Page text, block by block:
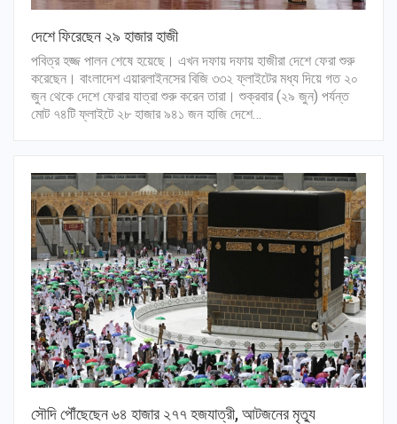
দেশে ফিরেছেন ২৯ হাজার হাজী
পবিত্র হজ্জ পালন শেষে হয়েছে। এখন দফায় দফায় হাজীরা দেশে ফেরা শুরু
করেছেন। বাংলাদেশ এয়ারলাইনসের বিজি ৩৩২ ফ্লাইটের মধ্য দিয়ে গত ২০
জুন থেকে দেশে ফেরার যাত্রা শুরু করেন তারা। শুক্রবার (২৯ জুন) পর্যন্ত
মোট ৭৪টি ফ্লাইটে ২৮ হাজার ৯৪১ জন হাজি দেশে…
সৌদি পৌঁছেছেন ৬৪ হাজার ২৭৭ হজযাত্রী, আটজনের মৃত্যু